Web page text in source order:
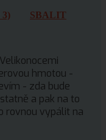
SBALIT
hmotou -
- zda bude
a pak na to
rovnou vypálit na